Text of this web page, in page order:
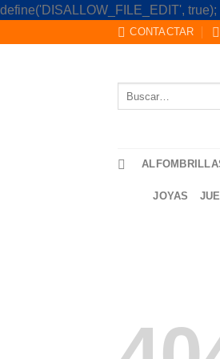
define('DISALLOW_FILE_EDIT',
CONTACTAR
JOYAS